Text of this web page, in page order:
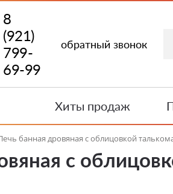
8
(921)
799-
69-99
обратный звонок
Хиты продаж
банная дровяная с облицовкой
с